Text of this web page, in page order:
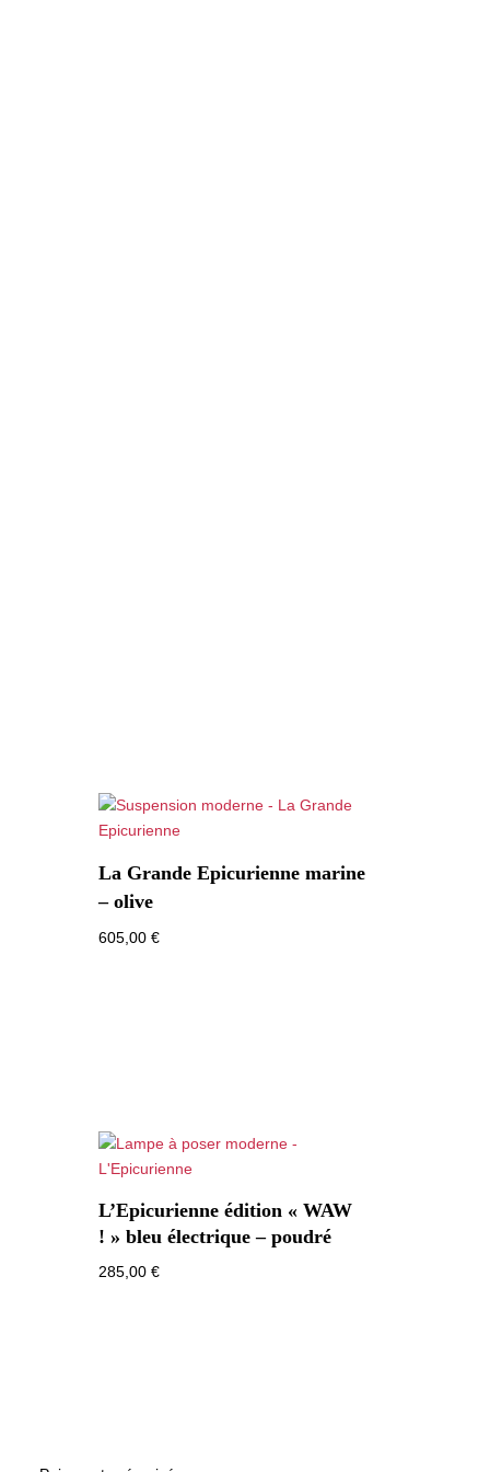
La Grande Epicurienne marine
– olive
605,00€
L’Epicurienne édition « WAW
! » bleu électrique – poudré
285,00€